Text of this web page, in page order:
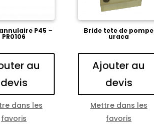
P45 –
PR0106
au
devis
dans les
favoris
Bride tete de pompe
uraca
Ajouter au
devis
Mettre dans les
favoris